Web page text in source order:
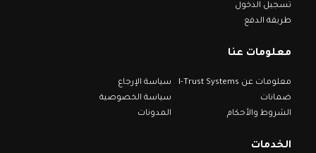
تسجيل الدخول
طريقة الدفع
معلومات عنا
معلومات عن I-Trust Systems
ضمانات
الشروط والأحكام
سياسة الإرجاع
سياسة الخصوصية
المدونات
الخدمات